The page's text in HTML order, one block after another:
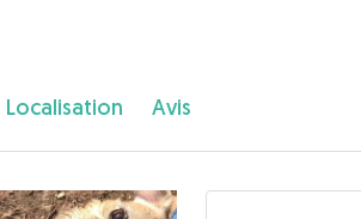
Localisation Avis